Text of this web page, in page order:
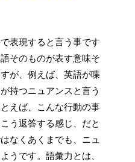
表現すると言う事です
そのものが表す意味そ
が、例えば、英語が喋
持つニュアンスと言う
えば、こんな行動の事
う返答する感じ、だと
なくあくまでも、ニュ
うです。語彙力とは、